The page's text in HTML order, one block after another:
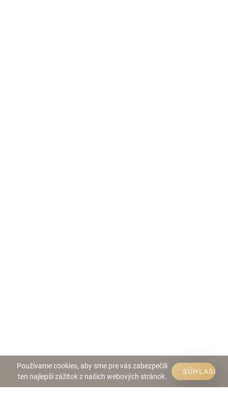
Používame cookies, aby sme pre vás zabezpečili
ten najlepší zážitok z našich webových stránok.
SÚHLASÍM